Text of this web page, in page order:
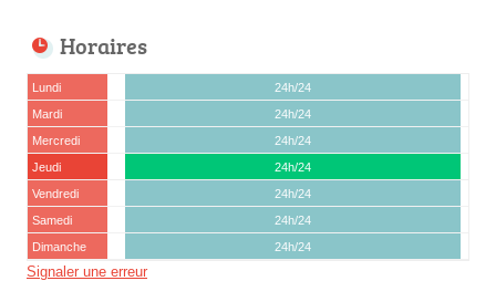
Horaires
Lundi
24h/24
Mardi
24h/24
Mercredi
24h/24
Jeudi
24h/24
Vendredi
24h/24
Samedi
24h/24
Dimanche
24h/24
Signaler une erreur